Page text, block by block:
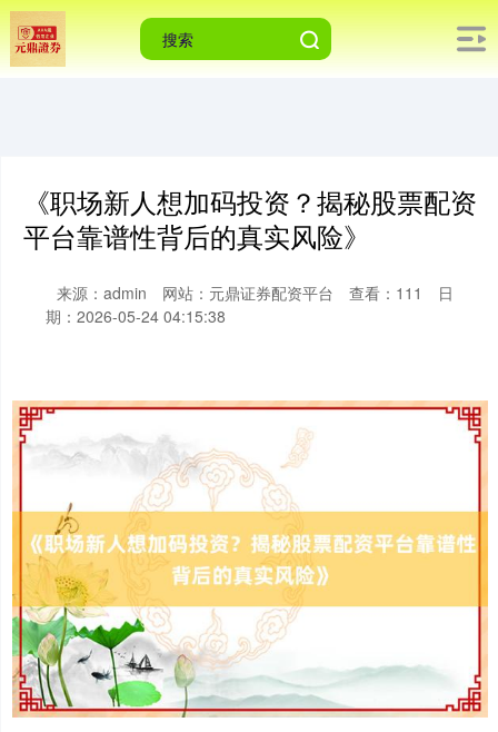
《职场新人想加码投资？揭秘股票配资
平台靠谱性背后的真实风险》
来源：admin 网站：元鼎证券配资平台 查看：111
日
期：2026-05-24 04:15:38